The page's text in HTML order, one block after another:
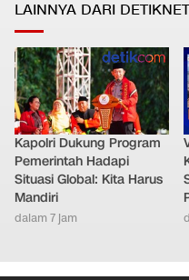
LAINNYA DARI
Kapolri Dukung Program
Pemerintah Hadapi
Situasi Global: Kita Harus
Mandiri
dalam 7 jam